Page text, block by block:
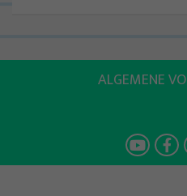
ALGEMENE